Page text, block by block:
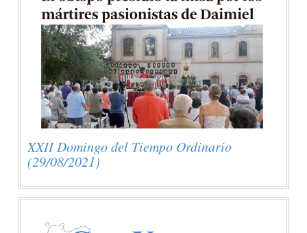
XXII Domingo del Tiempo Ordinario
(29/08/2021)